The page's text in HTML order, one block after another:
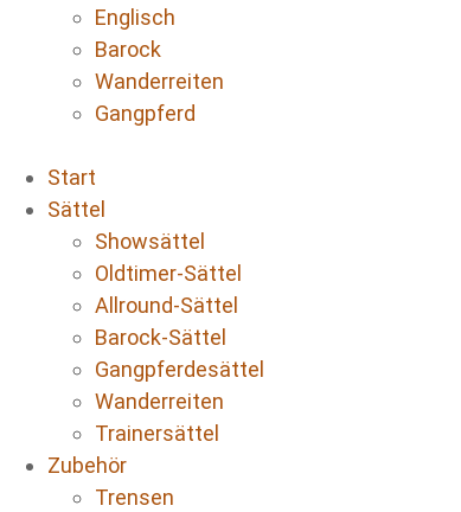
Englisch
Barock
Wanderreiten
Gangpferd
Start
Sättel
Showsättel
Oldtimer-Sättel
Allround-Sättel
Barock-Sättel
Gangpferdesättel
Wanderreiten
Trainersättel
Zubehör
Trensen